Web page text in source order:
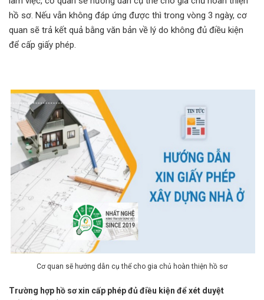
hồ sơ. Nếu vẫn không đáp ứng được thì trong vòng 3 ngày, cơ
quan sẽ trả kết quả bằng văn bản về lý do không đủ điều kiện
để cấp giấy phép.
Cơ quan sẽ hướng dẫn cụ thể cho gia chủ hoàn thiện hồ sơ
Trường hợp hồ sơ xin cấp phép đủ điều kiện để xét duyệt